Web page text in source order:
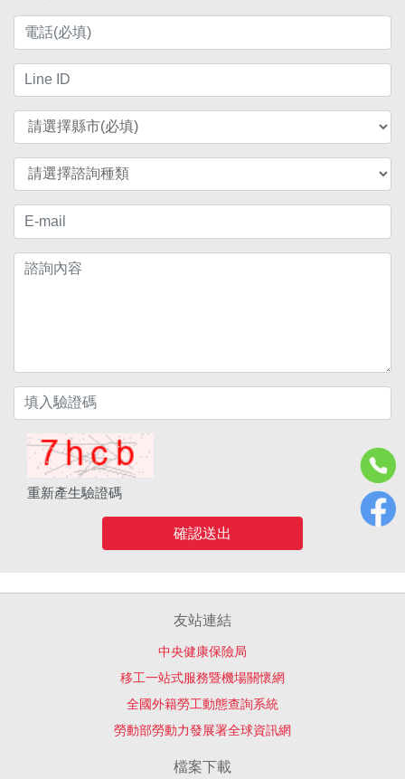
重新產生驗證碼
確認送出
友站連結
中央健康保險局
移工一站式服務暨機場關懷網
全國外籍勞工動態查詢系統
勞動部勞動力發展署全球資訊網
檔案下載